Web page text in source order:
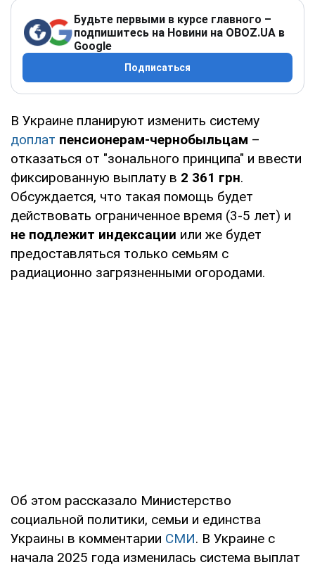
Будьте первыми в курсе главного –
подпишитесь на Новини на OBOZ.UA в
Google
Подписаться
В Украине планируют изменить систему
доплат пенсионерам-чернобыльцам –
отказаться от "зонального принципа" и ввести
фиксированную выплату в 2 361 грн.
Обсуждается, что такая помощь будет
действовать ограниченное время (3-5 лет) и
не подлежит индексации или же будет
предоставляться только семьям с
радиационно загрязненными огородами.
Об этом рассказало Министерство
социальной политики, семьи и единства
Украины в комментарии СМИ. В Украине с
начала 2025 года изменилась система выплат